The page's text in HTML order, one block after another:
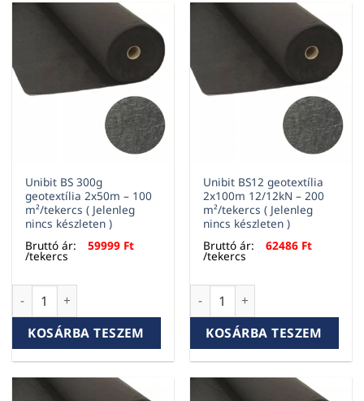
Unibit BS 300g
geotextília 2x50m – 100
m²/tekercs ( Jelenleg
nincs készleten )
Bruttó ár:
59999 Ft
/tekercs
Unibit BS 300g geotextília 2x50m – 100 m²/tekercs (
KOSÁRBA TESZEM
Unibit BS12 geotextília
2x100m 12/12kN – 200
m²/tekercs ( Jelenleg
nincs készleten )
Bruttó ár:
62486 Ft
/tekercs
Unibit BS12 geotextília
KOSÁRBA TESZEM